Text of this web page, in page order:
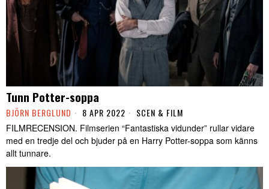
Tunn Potter-soppa
BJÖRN BERGLUND 8 APR 2022 SCEN & FILM
FILMRECENSION. Filmserien “Fantastiska vidunder” rullar vidare
med en tredje del och bjuder på en Harry Potter-soppa som känns
allt tunnare.